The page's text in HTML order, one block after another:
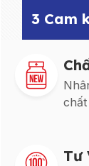
3 Cam
Tư